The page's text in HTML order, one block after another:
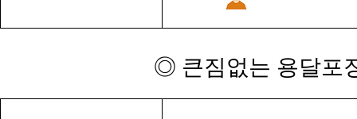
◎ 큰짐없는 용달포